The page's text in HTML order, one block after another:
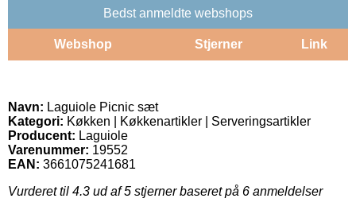
Bedst anmeldte webshops
Webshop Stjerner Link
Navn: Laguiole Picnic sæt
Kategori: Køkken | Køkkenartikler | Serveringsartikler
Producent: Laguiole
Varenummer: 19552
EAN: 3661075241681
Vurderet til 4.3 ud af 5 stjerner baseret på 6 anmeldelser